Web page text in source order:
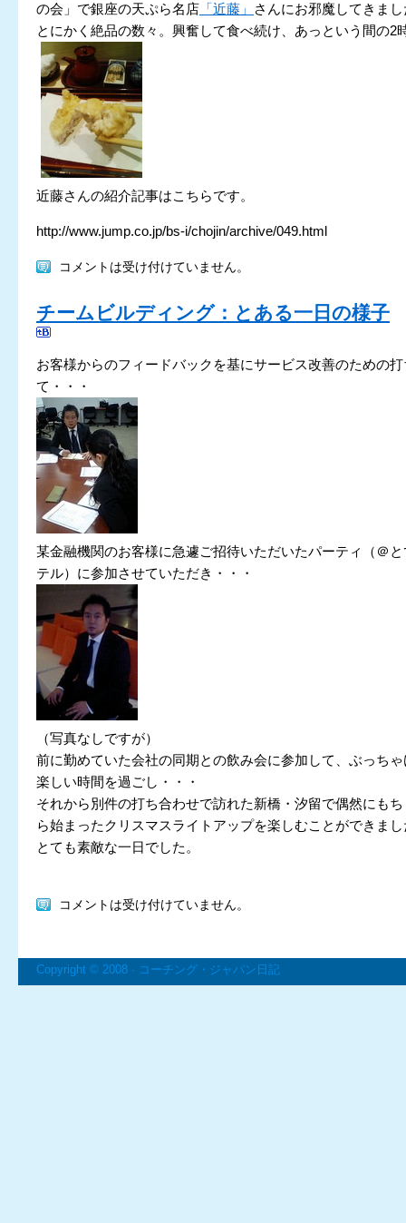
の会」で銀座の天ぷら名店 「近藤」
さんにお邪魔してきま
とにかく絶品の数々。興奮して食べ続け、あっという間の2
近藤さんの紹介記事はこちらです。
http://www.jump.co.jp/bs-i/chojin/archive/049.html
コメントは受け付けていません。
チームビルディング：とある一日の様子
お客様からのフィードバックを基にサービス改善のための
て・・・
某金融機関のお客様に急遽ご招待いただいたパーティ（＠
テル）に参加させていただき・・・
（写真なしですが）
前に勤めていた会社の同期との飲み会に参加して、ぶっち
楽しい時間を過ごし・・・
それから別件の打ち合わせで訪れた新橋・汐留で偶然にも
ら始まったクリスマスライトアップを楽しむことができま
とても素敵な一日でした。
コメントは受け付けていません。
Copyright © 2008 · コーチング・ジャパン日記